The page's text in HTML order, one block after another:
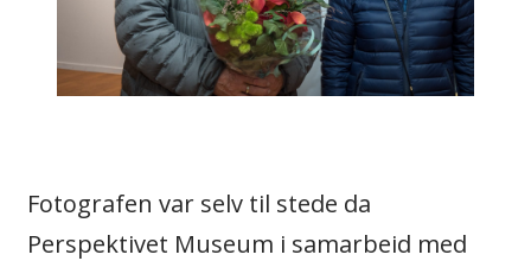
Fotografen var selv til stede da
Perspektivet Museum i samarbeid med